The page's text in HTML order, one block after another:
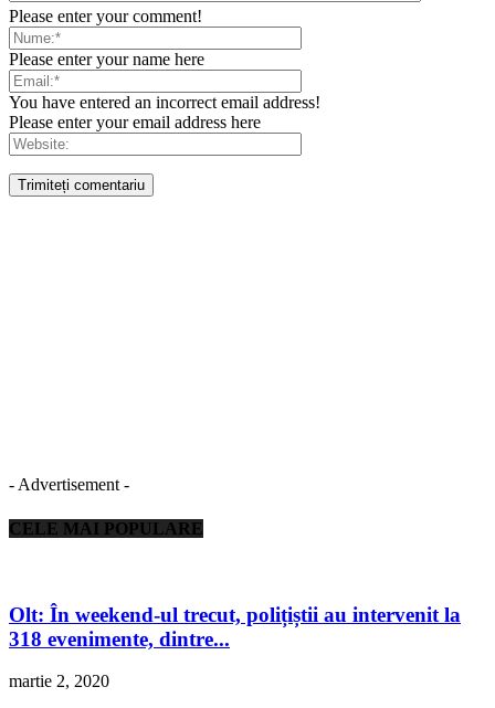
Please enter your comment!
Please enter your name here
You have entered an incorrect email address!
Please enter your email address here
- Advertisement -
CELE MAI POPULARE
Olt: În weekend-ul trecut, polițiștii au intervenit la
318 evenimente, dintre...
martie 2, 2020